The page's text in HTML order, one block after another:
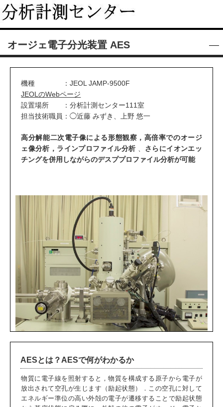
オージェ電子分光装置 AES
機種 ：JEOL JAMP-9500F
JEOLのWebページ
設置場所 ：分析計測センター111室
担当技術職員：◯近藤 みずき、上野 悠一
高分解能二次電子像による形態観察，高倍率でのオージ
ェ像分析，ラインプロファイル分析
さらにイオンエッ
チングを併用しながらのデスププロファイル分析が可能
AESとは？AESで何がわかるか
物質に電子線を照射すると，物質を構成する原子から電子が
放出されて空孔が生じます（励起状態）．この空孔に対して
エネルギー準位の高い外殻の電子が遷移することで励起状態